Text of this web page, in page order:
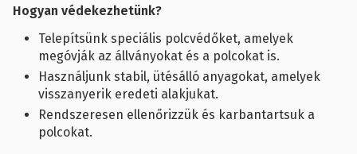
okozott
ütésektől.
Hogyan védekezhetünk?
Telepítsünk speciális polcvédőket, amelyek
megóvják az állványokat és a polcokat is.
Használjunk stabil, ütésálló anyagokat, amelyek
visszanyerik eredeti alakjukat.
Rendszeresen ellenőrizzük és karbantartsuk a
polcokat.